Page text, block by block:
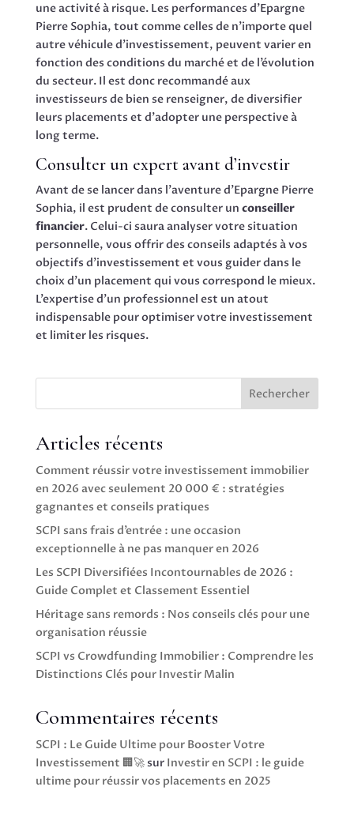
une activité à risque. Les performances d’Epargne
Pierre Sophia, tout comme celles de n’importe quel
autre véhicule d’investissement, peuvent varier en
fonction des conditions du marché et de l’évolution
du secteur. Il est donc recommandé aux
investisseurs de bien se renseigner, de diversifier
leurs placements et d’adopter une perspective à
long terme.
Consulter un expert avant d’investir
Avant de se lancer dans l’aventure d’Epargne Pierre
Sophia, il est prudent de consulter un conseiller
financier. Celui-ci saura analyser votre situation
personnelle, vous offrir des conseils adaptés à vos
objectifs d’investissement et vous guider dans le
choix d’un placement qui vous correspond le mieux.
L’expertise d’un professionnel est un atout
indispensable pour optimiser votre investissement
et limiter les risques.
Rechercher
Articles récents
Comment réussir votre investissement immobilier
en 2026 avec seulement 20 000 € : stratégies
gagnantes et conseils pratiques
SCPI sans frais d’entrée : une occasion
exceptionnelle à ne pas manquer en 2026
Les SCPI Diversifiées Incontournables de 2026 :
Guide Complet et Classement Essentiel
Héritage sans remords : Nos conseils clés pour une
organisation réussie
SCPI vs Crowdfunding Immobilier : Comprendre les
Distinctions Clés pour Investir Malin
Commentaires récents
SCPI : Le Guide Ultime pour Booster Votre
Investissement 🏢🚀sur Investir en SCPI : le guide
ultime pour réussir vos placements en 2025